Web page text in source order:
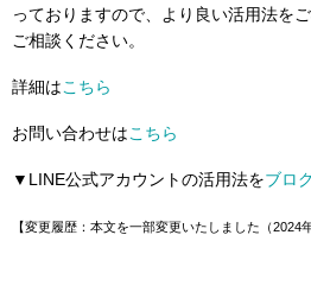
っておりますので、より良い活用法を
ご相談ください。
詳細はこちら
お問い合わせはこちら
▼LINE公式アカウントの活用法をブロ
【変更履歴：本文を一部変更いたしました（2024